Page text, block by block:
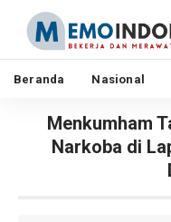
Beranda Nasional
Menkumham
Narkoba di